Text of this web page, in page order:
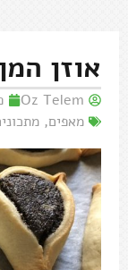
אוזן
Oz Telem
מאפים,